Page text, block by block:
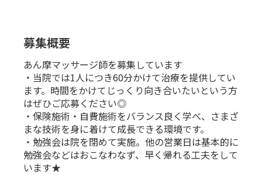
募集概要
あん摩マッサージ師を募集しています
・当院では1人につき60分かけて治療を提供してい
ます。時間をかけてじっくり向き合いたいという方
はぜひご応募ください◎
・保険施術・自費施術をバランス良く学べ、さまざ
まな技術を身に着けて成長できる環境です。
・勉強会は院を閉めて実施。他の営業日は基本的に
勉強会などはおこなわなず、早く帰れる工夫をして
います★